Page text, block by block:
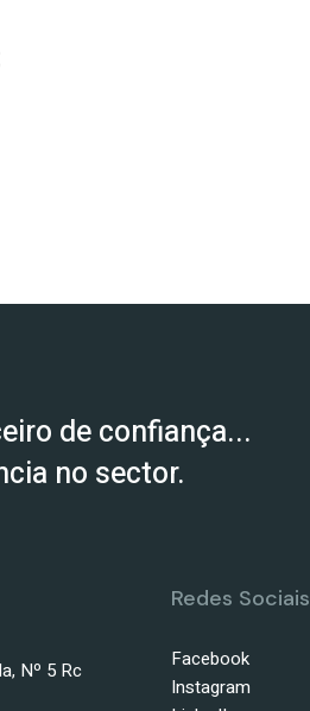
de confiança...
no sector.
Nº 5 Rc
Redes Sociais
Facebook
Instagram